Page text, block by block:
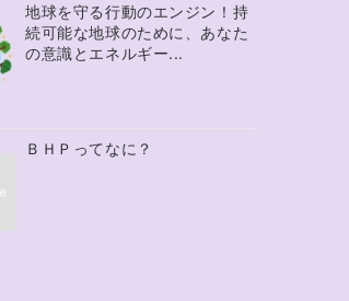
地球を守る行動のエンジン！持
続可能な地球のために、あなた
の意識とエネルギー...
ＢＨＰってなに？